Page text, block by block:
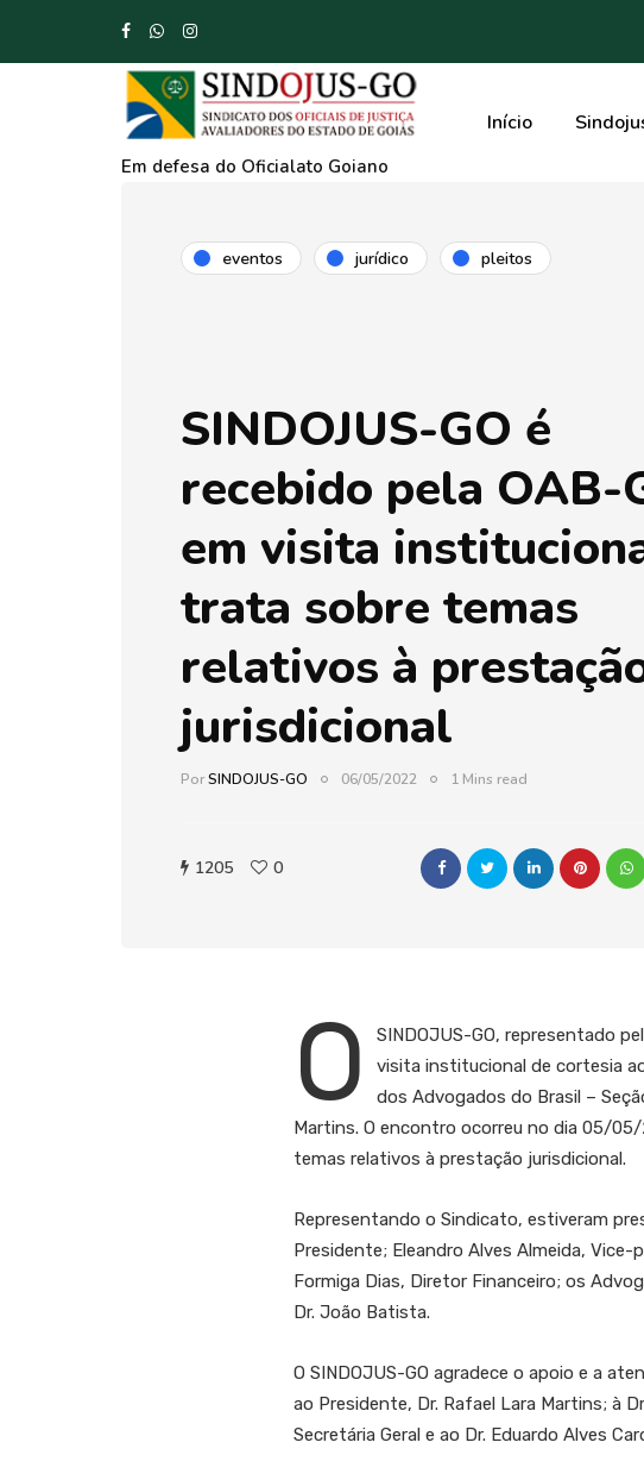
Em defesa do Oficialato Goiano
Início
eventos jurídico pleitos
SINDOJUS-GO é
recebido pela OAB-
em visita
trata sobre temas
relativos à
jurisdicional
PorSINDOJUS-GO 06/05/2022 1 Mins read
1205 0
O
SINDOJUS-GO, representado
visita institucional de cortesia
dos Advogados do Brasil –
Martins. O encontro ocorreu no dia 05/
temas relativos à prestação jurisdicional.
Representando o Sindicato, estiveram
Presidente; Eleandro Alves Almeida,
Formiga Dias, Diretor Financeiro; os
Dr. João Batista.
O SINDOJUS-GO agradece o apoio e a
ao Presidente, Dr. Rafael Lara Martins; à
Secretária Geral e ao Dr. Eduardo Alves